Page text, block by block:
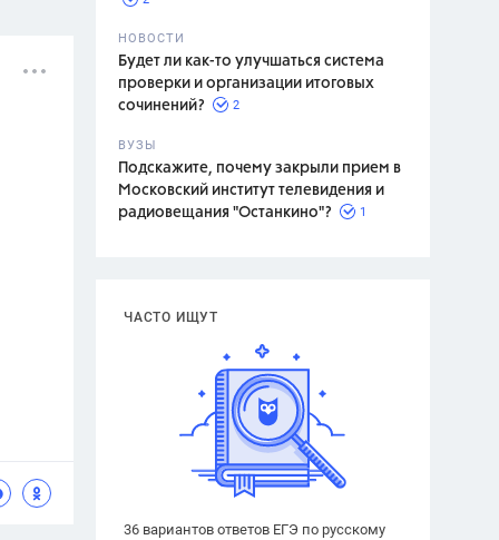
НОВОСТИ
Будет ли как-то улучшаться система
проверки и организации итоговых
сочинений?
2
ВУЗЫ
Подскажите, почему закрыли прием в
Московский институт телевидения и
радиовещания "Останкино"?
1
ЧАСТО ИЩУТ
36 вариантов ответов ЕГЭ по русскому